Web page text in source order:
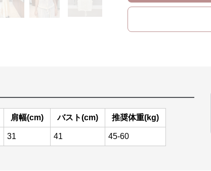
肩幅(cm) バスト(cm) 推奨体重(kg)
31 41 45-60